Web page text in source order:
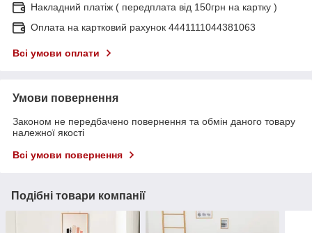
Накладний платіж ( передплата від 150грн на картку )
Оплата на картковий рахунок 4441111044381063
Всі умови оплати
Умови повернення
Законом не передбачено повернення та обмін даного товару
належної якості
Всі умови повернення
Подібні товари компанії